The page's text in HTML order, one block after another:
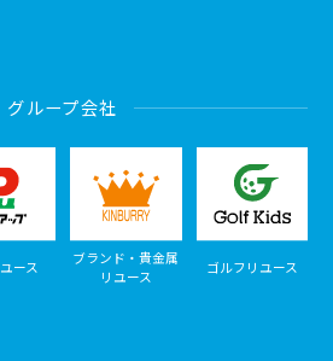
グループ会社
ース
ブランド・貴金属
リユース
ゴルフリユース